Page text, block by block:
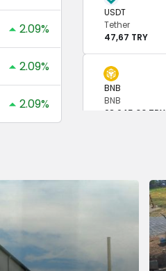
2.09%
2.09%
2.09%
USDT
Tether
47,67 TRY
BNB
BNB
28.245,00 TRY
XRP
48,66 TRY